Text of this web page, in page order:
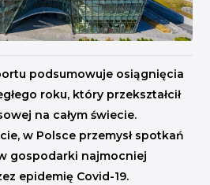
STUDIES
Z WYNIKAMI
podsumowuje osiągnięcia
roku, który przekształcił
na całym świecie.
w Polsce przemysł spotkań
gospodarki najmocniej
epidemię Covid-19.